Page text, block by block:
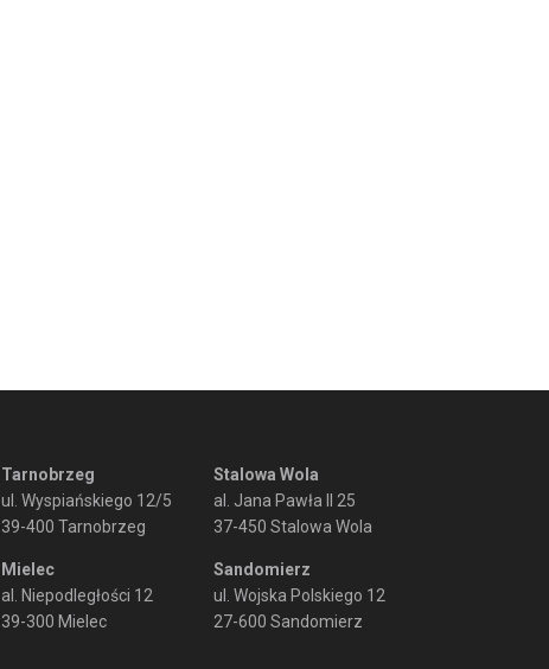
Tarnobrzeg
ul. Wyspiańskiego 12/5
39-400 Tarnobrzeg
Mielec
al. Niepodległości 12
39-300 Mielec
Stalowa Wola
al. Jana Pawła II 25
37-450 Stalowa Wola
Sandomierz
ul. Wojska Polskiego 12
27-600 Sandomierz